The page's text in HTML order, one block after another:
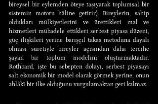
bireysel bir eylemden öteye taşıyarak toplumsal bir
sistemin motoru hâline getirir). Bireylerin, sahip
oldukları mülkiyetlerini ve ürettikleri mal ve
hizmetleri mübadele ettikleri serbest piyasa düzeni,
güç ilişkileri yerine barışçıl takas metoduna dayalı
olması suretiyle bireyler açısından daha tercihe
şayan bir toplum modelini oluşturmaktadır.
Rothbard, işte bu sebepten dolayı, serbest piyasayı
salt ekonomik bir model olarak görmek yerine, onun
ahlâkî bir ilke olduğunu vurgulamaktan geri kalmaz.